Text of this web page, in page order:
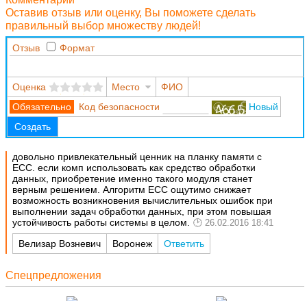
Оставив отзыв или оценку, Вы поможете сделать
правильный выбор множеству людей!
Отзыв Формат
Оценка Место
ФИО
Код безопасности
Новый
Создать
довольно привлекательный ценник на планку памяти с
ECC. если комп использовать как средство обработки
данных, приобретение именно такого модуля станет
верным решением. Алгоритм ECC ощутимо снижает
возможность возникновения вычислительных ошибок при
выполнении задач обработки данных, при этом повышая
устойчивость работы системы в целом.
26.02.2016 18:41
Велизар Возневич Воронеж Ответить
Спецпредложения